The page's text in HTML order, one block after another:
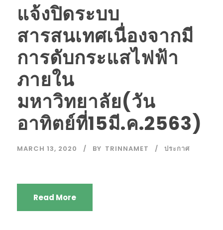
แจ้งปิดระบบ
สารสนเทศเนื่องจากมี
การดับกระแสไฟฟ้า
ภายใน
มหาวิทยาลัย(วัน
อาทิตย์ที่15มี.ค.2563)
MARCH 13, 2020 BY TRINNAMET ประกาศ
Read More